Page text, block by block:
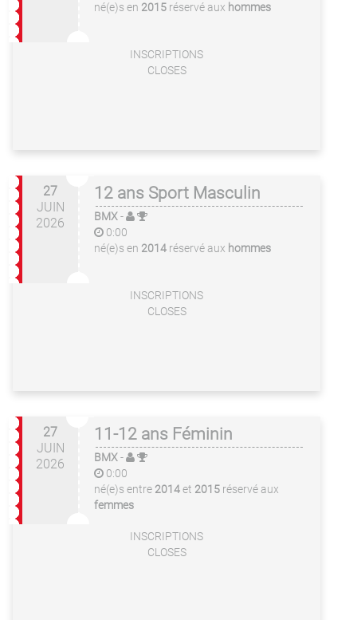
né(e)s en 2015 réservé aux hommes
INSCRIPTIONS
CLOSES
27
JUIN
2026
12 ans Sport Masculin
BMX-
0:00
né(e)s en 2014 réservé aux hommes
INSCRIPTIONS
CLOSES
27
JUIN
2026
11-12 ans Féminin
BMX-
0:00
né(e)s entre 2014et 2015 réservé aux
femmes
INSCRIPTIONS
CLOSES